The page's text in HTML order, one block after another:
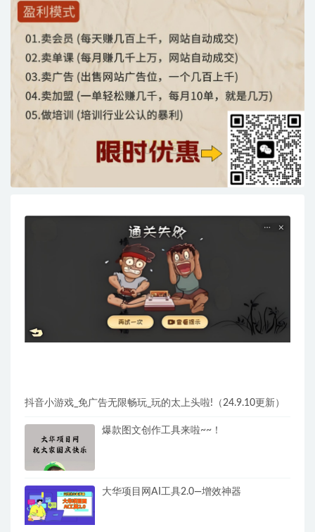
抖音小游戏_免广告无限畅玩_玩的太上头啦!（24.9.10更新）
爆款图文创作工具来啦~~！
大华项目网AI工具2.0—增效神器